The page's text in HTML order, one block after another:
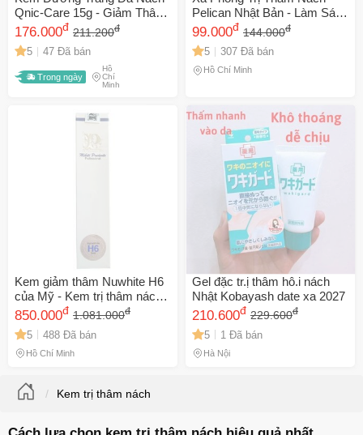
Qnic-Care 15g - Giảm Thâm,
Chống Mùi, Làm Mượt Da
Dưới Cánh Tay, Chiết Xuất
Cam Thảo, Vitamin B3, C
176.000đ 211.200đ
5 47 Đã bán
Trong ngày
Hồ
Chí
Minh
Pelican Nhật Bản - Làm Sáng
Da, Khử Mùi, Giúp Vùng
Nách Mịn Màng Tự Tin,
Hương Thảo Mộc Dịu Nhẹ
99.000đ 144.000đ
5 307 Đã bán
Hồ Chí Minh
Kem giảm thâm Nuwhite H6
của Mỹ - Kem trị thâm nách,
bẹn, mông hiệu quả với thành
phần thiên nhiên dịu nhẹ và
cải thiện sắc tố da
850.000đ 1.081.000đ
5 488 Đã bán
Hồ Chí Minh
Gel đặc tr.ị thâm hô.i nách
Nhật Kobayash date xa 2027
210.600đ 229.600đ
5 1 Đã bán
Hà Nội
Kem trị thâm nách
Mã Giảm Giá Dành Riêng Cho Bạn
Giảm ngay cho bất kỳ đơn hàng nào.
XXX-XXXX
Số lần áp dụng:
Áp dụng cho đơn hàng từ:
Chỉ áp dụng cho gian hàng:
LẤY MÃ NGAY